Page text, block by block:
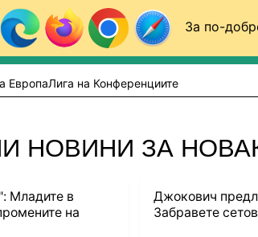
За по-
Търси в сайта
ВИДЕО ФУТБОЛ (БГ)
ЕвропаЛига на Конференциите
НОВИНИ ЗА
Младите в
на
Джокович
Забравете